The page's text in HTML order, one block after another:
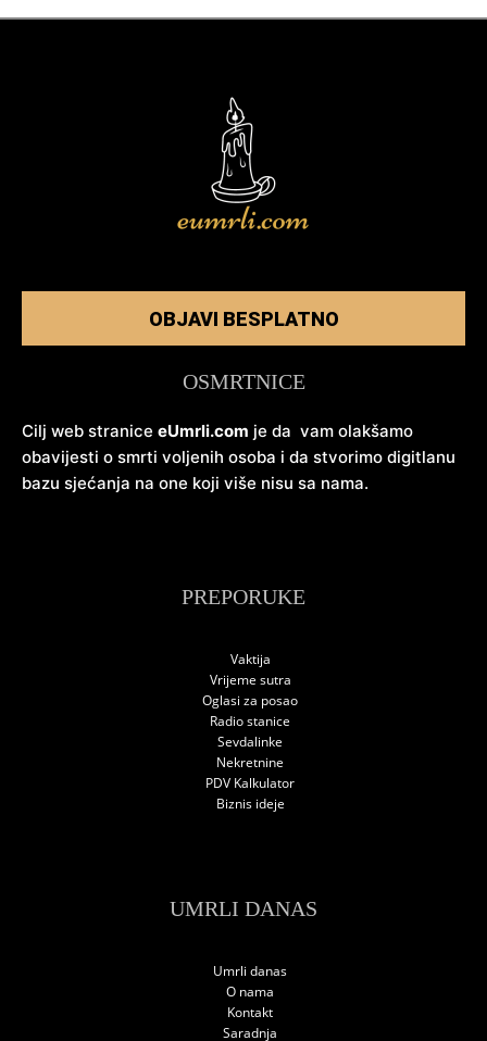
OBJAVI BESPLATNO
OSMRTNICE
Cilj web stranice eUmrli.com je da vam olakšamo
obavijesti o smrti voljenih osoba i da stvorimo digitlanu
bazu sjećanja na one koji više nisu sa nama.
PREPORUKE
Vaktija
Vrijeme sutra
Oglasi za posao
Radio stanice
Sevdalinke
Nekretnine
PDV Kalkulator
Biznis ideje
UMRLI DANAS
Umrli danas
O nama
Kontakt
Saradnja